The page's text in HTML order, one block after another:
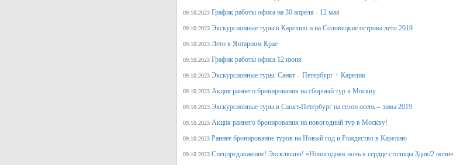
09.10.2023 График работы офиса на 30 апреля - 12 мая
09.10.2023 Экскурсионные туры в Карелию и на Соловецкие острова лето 2019
09.10.2023 Лето в Янтарном Крае
09.10.2023 График работы офиса 12 июня
09.10.2023 Экскурсионные туры: Санкт – Петербург + Карелия
09.10.2023 Акция раннего бронирования на сборный тур в Москву
09.10.2023 Экскурсионные туры в Санкт-Петербург на сезон осень – зима 2019
09.10.2023 Акция раннего бронирования на новогодний тур в Москву!
09.10.2023 Раннее бронирование туров на Новый год и Рождество в Карелию
09.10.2023 Спецпредложение! Эксклюзив! «Новогодняя ночь в сердце столицы 3дня/2 ночи»